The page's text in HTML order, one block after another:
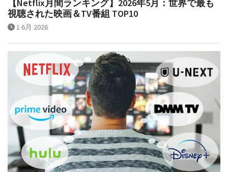
【Netflix月間ランキング】2026年5月：世界で最も
視聴された映画＆TV番組 TOP10
1 6月 2026